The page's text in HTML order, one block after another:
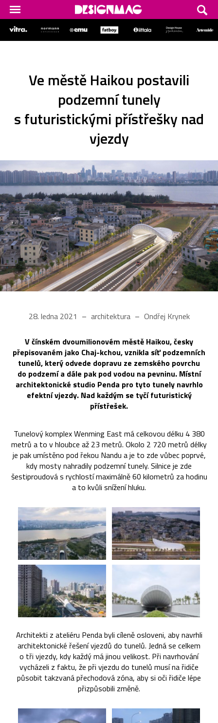
Ve městě Haikou postavili
podzemní tunely
s futuristickými přístřešky nad
vjezdy
28. ledna 2021 architektura Ondřej Krynek
V čínském dvoumilionovém městě Haikou, česky
přepisovaném jako Chaj-kchou, vznikla síť podzemních
tunelů, který odvede dopravu ze zemského povrchu
do podzemí a dále pak pod vodou na pevninu. Místní
architektonické studio Penda pro tyto tunely navrhlo
efektní vjezdy. Nad každým se tyčí futuristický
přístřešek.
Tunelový komplex Wenming East má celkovou délku 4 380
metrů a to v hloubce až 23 metrů. Okolo 2 720 metrů délky
je pak umístěno pod řekou Nandu a je to zde vůbec poprvé,
kdy mosty nahradily podzemní tunely. Silnice je zde
šestiproudová s rychlostí maximálně 60 kilometrů za hodinu
a to kvůli snížení hluku.
Architekti z ateliéru Penda byli cíleně osloveni, aby navrhli
architektonické řešení vjezdů do tunelů. Jedná se celkem
o tři vjezdy, kdy každý má jinou velikost. Při navrhování
vycházeli z faktu, že při vjezdu do tunelů musí na řidiče
působit takzvaná přechodová zóna, aby si oči řidiče lépe
přizpůsobili změně.